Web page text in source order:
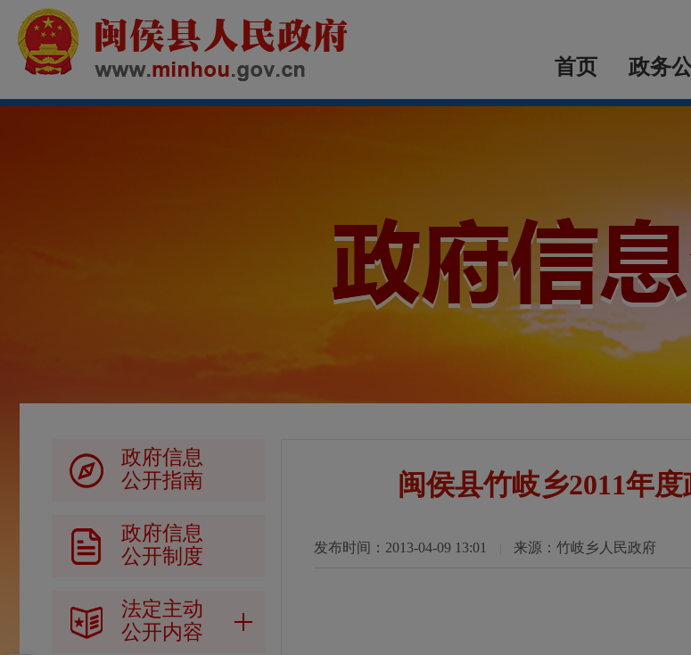
首页 政务
政府信息
公开指南
政府信息
公开制度
法定主动
公开内容
闽侯县竹岐乡2011年
发布时间：2013-04-09 13:01 来源：竹岐乡人民政府